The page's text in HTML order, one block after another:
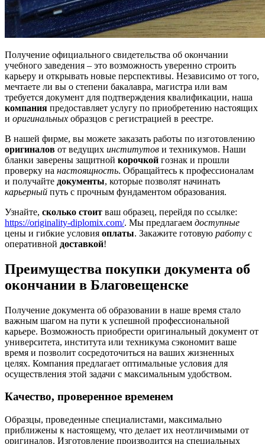
Получение официального свидетельства об окончании
учебного заведения – это возможность уверенно строить
карьеру и открывать новые перспективы. Независимо от того,
мечтаете ли вы о степени бакалавра, магистра или вам
требуется документ для подтверждения квалификации, наша
компания предоставляет услугу по приобретению настоящих
и оригинальных образцов с регистрацией в реестре.
В нашей фирме, вы можете заказать работы по изготовлению
оригиналов от ведущих институтов и техникумов. Наши
бланки заверены защитной корочкой гознак и прошли
проверку на настоящность. Обращайтесь к профессионалам
и получайте документы, которые позволят начинать
карьерный путь с прочным фундаментом образования.
Узнайте, сколько стоит ваш образец, перейдя по ссылке:
https://originality-diplomix.com/. Мы предлагаем доступные
цены и гибкие условия оплаты. Закажите готовую работу с
оперативной доставкой!
Преимущества покупки документа об
окончании в Благовещенске
Получение документа об образовании в наше время стало
важным шагом на пути к успешной профессиональной
карьере. Возможность приобрести оригинальный документ от
университета, института или техникума сэкономит ваше
время и позволит сосредоточиться на ваших жизненных
целях. Компания предлагает оптимальные условия для
осуществления этой задачи с максимальным удобством.
Качество, проверенное временем
Образцы, проведенные специалистами, максимально
приближены к настоящему, что делает их неотличимыми от
оригиналов. Изготовление производится на специальных